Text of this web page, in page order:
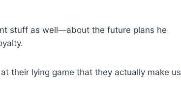
stuff as well—about the future plans he
their lying game that they actually make us